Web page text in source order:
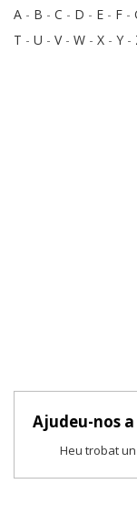
A - B - C - D - E - F -
T - U - V- W - X - Y -
Ajudeu-nos
Heu trobat